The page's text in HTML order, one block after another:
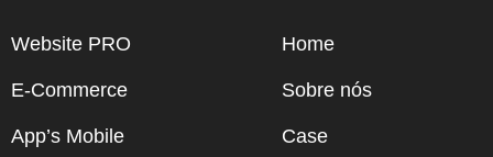
Website PRO
E-Commerce
App’s Mobile
Home
Sobre nós
Case